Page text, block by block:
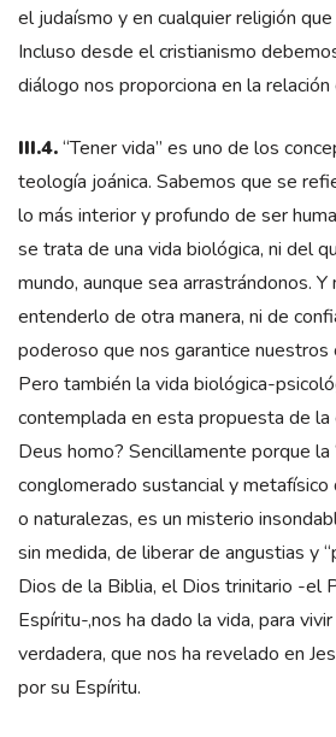
el judaísmo y en cualquier religión
Incluso desde el cristianismo
diálogo nos proporciona en la
III.4.“Tener vida” es uno de los
teología joánica. Sabemos que se
lo más interior y profundo de ser
se trata de una vida biológica, ni del
mundo, aunque sea arrastrándonos. Y
entenderlo de otra manera, ni de
poderoso que nos garantice nuestros
Pero también la vida biológica-
contemplada en esta propuesta de la
Deus homo? Sencillamente porque la
conglomerado sustancial y metafísico
o naturalezas, es un misterio
sin medida, de liberar de angustias y
Dios de la Biblia, el Dios trinitario -el
Espíritu-,nos ha dado la vida, para
verdadera, que nos ha revelado en
por su Espíritu.